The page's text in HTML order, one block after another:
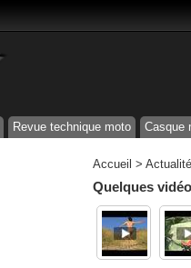
Revue technique moto Casque
Accueil >
Quelques